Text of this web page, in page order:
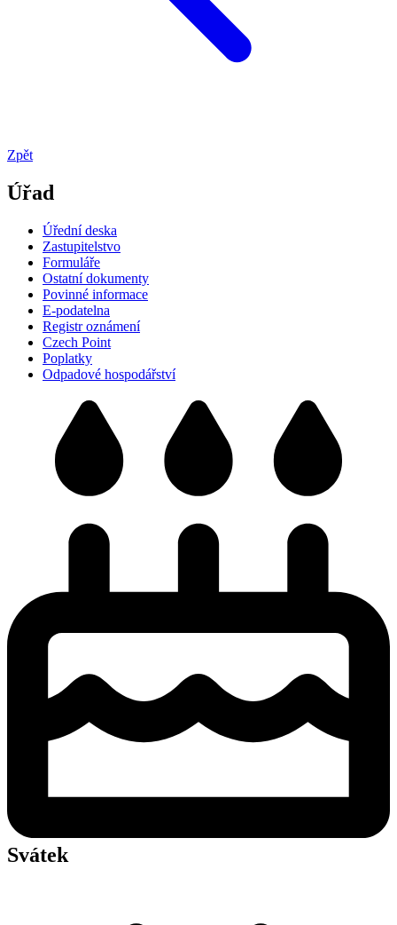
Zpět
Úřad
Úřední deska
Zastupitelstvo
Formuláře
Ostatní dokumenty
Povinné informace
E-podatelna
Registr oznámení
Czech Point
Poplatky
Odpadové hospodářství
Svátek